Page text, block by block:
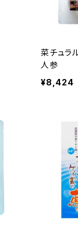
菜チュラ
人参
¥8,424